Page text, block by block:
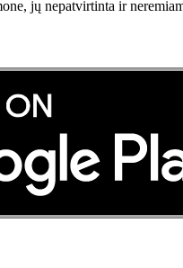
jų nepatvirtinta ir